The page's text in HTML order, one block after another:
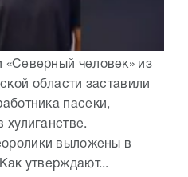
«Северный человек» из
области заставили
пасеки,
хулиганстве.
выложены в
утверждают...